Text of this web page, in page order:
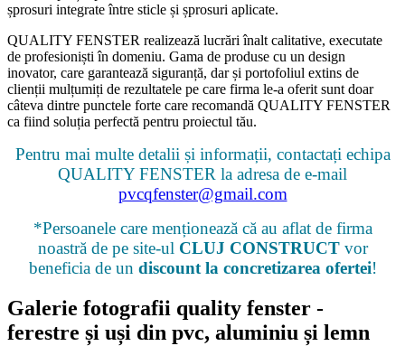
șprosuri integrate între sticle și șprosuri aplicate.
QUALITY FENSTER realizează lucrări înalt calitative, executate
de profesioniști în domeniu. Gama de produse cu un design
inovator, care garantează siguranță, dar și portofoliul extins de
clienții mulțumiți de rezultatele pe care firma le-a oferit sunt doar
câteva dintre punctele forte care recomandă QUALITY FENSTER
ca fiind soluția perfectă pentru proiectul tău.
Pentru mai multe detalii și informații, contactați echipa
QUALITY FENSTER la adresa de e-mail
pvcqfenster@gmail.com
*Persoanele care menționează că au aflat de firma
noastră de pe site-ul CLUJ CONSTRUCTvor
beneficia de un discount la concretizarea ofertei!
Galerie fotografii quality fenster -
ferestre și uși din pvc, aluminiu și lemn